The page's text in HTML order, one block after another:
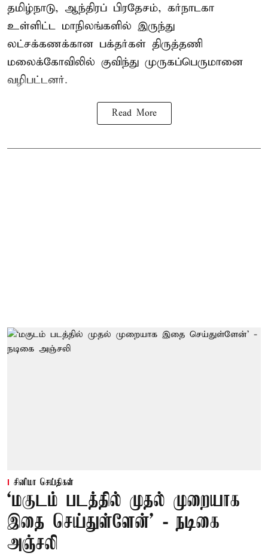
தமிழ்நாடு, ஆந்திரப் பிரதேசம், கர்நாடகா
உள்ளிட்ட மாநிலங்களில் இருந்து
லட்சக்கணக்கான பக்தர்கள் திருத்தணி
மலைக்கோவிலில் குவிந்து முருகப்பெருமானை
வழிபட்டனர்.
Read More
சினிமா செய்திகள்
‘மகுடம் படத்தில் முதல் முறையாக
இதை செய்துள்ளேன்’ - நடிகை
அஞ்சலி